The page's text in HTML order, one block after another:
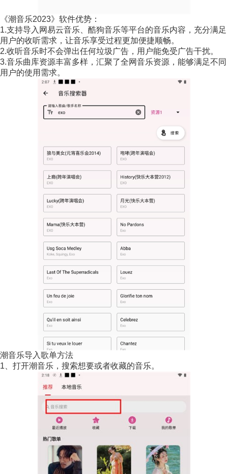
《潮音乐2023》软件优势：
1.支持导入网易云音乐、酷狗音乐等平台的音乐内容，充分满足
用户的收听需求，让音乐享受过程更加便捷顺畅。
2.收听音乐时不会弹出任何垃圾广告，用户能免受广告干扰。
3.音乐曲库资源丰富多样，汇聚了全网音乐资源，能够满足不同
用户的使用需求。
潮音乐导入歌单方法
1、打开潮音乐，搜索想要或者收藏的音乐。